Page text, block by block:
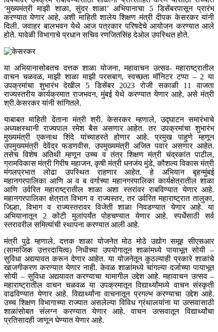
‘मुख्यमंत्री माझी शाळा, सुंदर शाळा’ अभियानाचा 5 डिसेंबरपासून प्रारंभ
करण्यात येणार आहे, अशी माहिती शालेय शिक्षण मंत्री दीपक केसरकर यांनी
दिली. जवाहर बालभवन येथे आज पत्रकार परिषदेचे आयोजन करण्यात आले
होते. यावेळी विभागाचे प्रधान सचिव रणजितसिंह देओल उपस्थित होते.
या अभियानासोबतच दत्तक शाळा योजना, महावाचन उत्सव- महाराष्ट्रातील
वाचन चळवळ, माझी शाळा माझी परसबाग, स्वच्छता मॉनिटर टप्पा – 2 या
उपक्रमांचा शुभारंभ देखील 5 डिसेंबर 2023 रोजी सकाळी 11 वाजता
राज्यस्तरीय कार्यक्रमात राजभवन, मुंबई येथे करण्यात येणार आहे, असे मंत्री
श्री.केसरकर यांनी सांगितले.
याबाबत माहिती देताना मंत्री श्री. केसरकर म्हणाले, उद्घाटन समारंभाचे
अध्यक्षस्थानी राज्यपाल रमेश बैस असणार आहेत. तर उपक्रमांचा शुभारंभ
मुख्यमंत्री एकनाथ शिंदे यांच्याहस्ते होणार आहे. प्रमुख पाहुणे म्हणून
उपमुख्यमंत्री देवेंद्र फडणवीस, उपमुख्यमंत्री अजित पवार असणार आहेत.
तसेच विशेष अतिथी म्हणून उच्च व तंत्र शिक्षण मंत्री चंद्रकांत पाटील,
ग्रामविकास मंत्री गिरीष महाजन, कृषी मंत्री धनजंय मुंडे, कौशल्य विकास मंत्री
मंगलप्रभात लोढा उपस्थित राहणार आहेत. हे अभियान बृहन्मुंबई
महानगरपालिका आणि अ व ब वर्गाच्या महानगरपालिका कार्यक्षेत्रातील शाळा
आणि उर्वरित महाराष्ट्रातील शाळा अशा स्तरांवर राबविण्यात येणार आहे.
महानगरपालिका क्षेत्रात विभाग व राज्यस्तर, तर उर्वरित महाराष्ट्रात तालुका,
जिल्हा, विभाग व राज्यस्तरावर विजेती शाळा निवडण्यात येणार आहे. या
अभियानातून 2 कोटी मुलांपर्यंत पोहचण्यात येणार आहे. स्पर्धेसाठी सर्व
स्तरावरील समित्यांची स्थापना करण्यात आली आहे.
मंत्री पुढे म्हणाले, दत्तक शाळा योजनेत मोठ मोठे उद्योग समूह सीएसआर
(सामाजिक उत्तरदायित्व) निधीच्या उपयोगातून शाळांमध्ये पायाभूत सोयी –
सुविधा अद्ययावत करून देणार आहेत. या योजनेतून कुठल्याही प्रकारे शाळांचे
खाजगीकरण करण्यात येणार नाही. केवळ शाळांमध्ये चांगल्या दर्जाच्या पायाभूत
सोयी – सुविधा अद्ययावत करण्याचा यामागील उद्देश आहे. महावाचन उत्सव –
महाराष्ट्रातील वाचन चळवळ या उपक्रमातून विद्यार्थ्यांमध्ये वाचन संस्कृती
वाढविण्यात येणार आहे. विद्यार्थ्यांना वाचनातून प्रगल्भ करण्याचा उद्देश आहे.
उच्च शिक्षण विभागाच्या राज्यात असलेल्या विविध ग्रंथालयांना या उत्सवासाठी
शाळांसोबत संलग्न करण्यात येणार आहे. वाचन उत्सवातून विद्यार्थ्यांचा
प्रतिसादही जाणून घेण्यात येणार आहे.